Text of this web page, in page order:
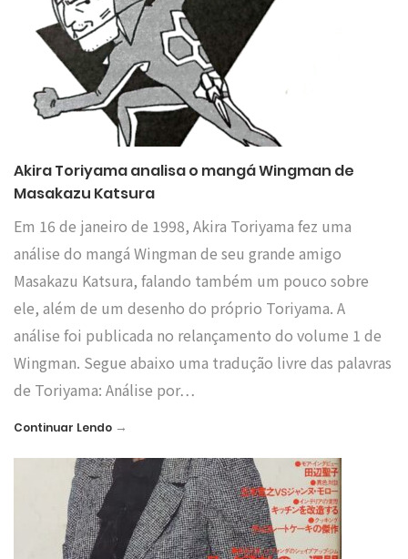
Akira Toriyama analisa o mangá Wingman de
Masakazu Katsura
Em 16 de janeiro de 1998, Akira Toriyama fez uma
análise do mangá Wingman de seu grande amigo
Masakazu Katsura, falando também um pouco sobre
ele, além de um desenho do próprio Toriyama. A
análise foi publicada no relançamento do volume 1 de
Wingman. Segue abaixo uma tradução livre das palavras
de Toriyama: Análise por…
Continuar Lendo →